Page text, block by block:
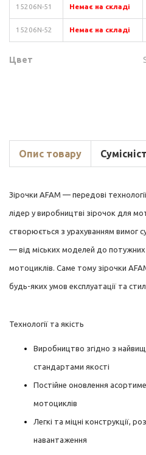
15206N-51 Немає на складі
15206N-52 Немає на складі
Цвет
Опис товару
Зірочки AFAM — передові
лідер у виробництві зірочок для
створюється з урахуванням вимог
— від міських моделей до потужних
мотоциклів. Саме тому зірочки
будь-яких умов експлуатації та
Технології та якість
Виробництво згідно з
стандартами якості
Постійне оновлення
мотоциклів
Легкі та міцні конструкції,
навантаження